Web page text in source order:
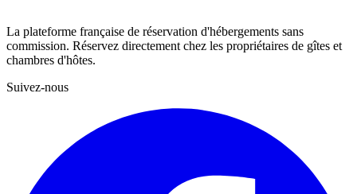
La plateforme française de réservation d'hébergements sans
commission. Réservez directement chez les propriétaires de gîtes et
chambres d'hôtes.
Suivez-nous